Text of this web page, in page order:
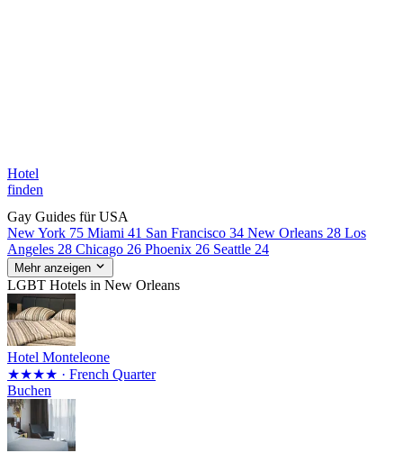
Hotel
finden
Gay Guides für USA
New York 75 Miami 41 San Francisco 34 New Orleans 28 Los
Angeles 28 Chicago 26 Phoenix 26 Seattle 24
Mehr anzeigen
LGBT Hotels in New Orleans
Hotel Monteleone
★★★★ · French Quarter
Buchen